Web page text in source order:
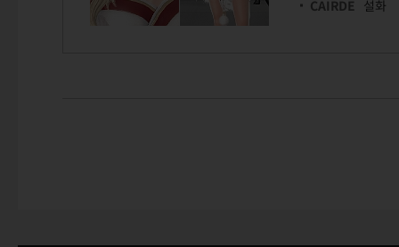
CAIRDE 설화